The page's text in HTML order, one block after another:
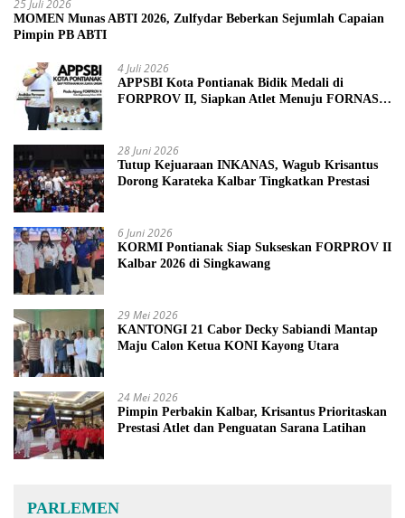
25 Juli 2026
MOMEN Munas ABTI 2026, Zulfydar Beberkan Sejumlah Capaian
Pimpin PB ABTI
4 Juli 2026
APPSBI Kota Pontianak Bidik Medali di
FORPROV II, Siapkan Atlet Menuju FORNAS
28 Juni 2026
Tutup Kejuaraan INKANAS, Wagub Krisantus
Dorong Karateka Kalbar Tingkatkan Prestasi
6 Juni 2026
KORMI Pontianak Siap Sukseskan FORPROV II
Kalbar 2026 di Singkawang
29 Mei 2026
KANTONGI 21 Cabor Decky Sabiandi Mantap
Maju Calon Ketua KONI Kayong Utara
24 Mei 2026
Pimpin Perbakin Kalbar, Krisantus Prioritaskan
Prestasi Atlet dan Penguatan Sarana Latihan
PARLEMEN